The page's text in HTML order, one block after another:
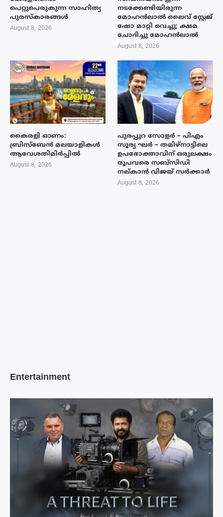
പെറ്റുപെരുകുന്ന സാഹിത്യ
പുരസ്‌കാരങ്ങൾ
August 8, 2026
നടക്കേണ്ടിയിരുന്ന
മോഹൻലാൽ ലൈവ് സ്റ്റേജ്
ഷോ മാറ്റി വെച്ചു; ക്ഷമ
ചോദിച്ചു മോഹൻലാൽ
August 8, 2026
കൈരളി ഓണം:
ബ്രിസ്ബേൻ മലയാളികൾ
ആവേശതിമിർപ്പിൽ
August 8, 2026
പുരപ്പുറ സോളർ – പിഎം
സൂര്യ ഘർ – തമിഴ്നാട്ടിലെ
ഉപഭോക്താവിന് ഒരുലക്ഷം
രൂപവരെ സബ്സിഡി
നല്കാൻ വിജയ് സർക്കാർ
August 8, 2026
Entertainment